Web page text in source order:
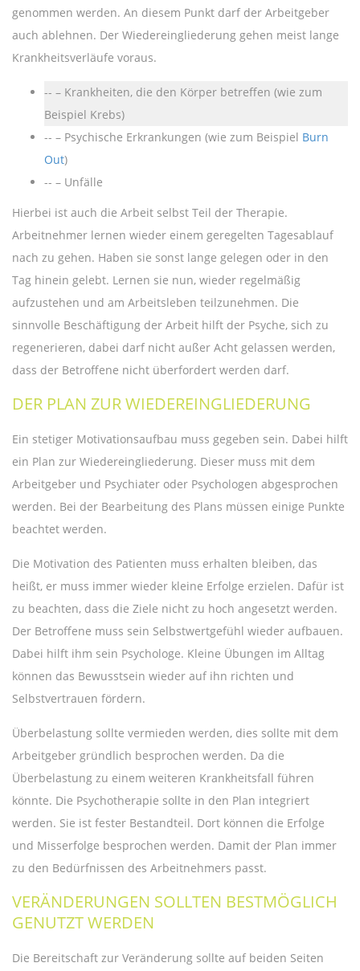
genommen werden. An diesem Punkt darf der Arbeitgeber
auch ablehnen. Der Wiedereingliederung gehen meist lange
Krankheitsverläufe voraus.
– Krankheiten, die den Körper betreffen (wie zum
Beispiel Krebs)
– Psychische Erkrankungen (wie zum Beispiel Burn
Out)
– Unfälle
Hierbei ist auch die Arbeit selbst Teil der Therapie.
Arbeitnehmer lernen wieder einem geregelten Tagesablauf
nach zu gehen. Haben sie sonst lange gelegen oder in den
Tag hinein gelebt. Lernen sie nun, wieder regelmäßig
aufzustehen und am Arbeitsleben teilzunehmen. Die
sinnvolle Beschäftigung der Arbeit hilft der Psyche, sich zu
regenerieren, dabei darf nicht außer Acht gelassen werden,
dass der Betroffene nicht überfordert werden darf.
DER PLAN ZUR WIEDEREINGLIEDERUNG
Ein stetiger Motivationsaufbau muss gegeben sein. Dabei hilft
ein Plan zur Wiedereingliederung. Dieser muss mit dem
Arbeitgeber und Psychiater oder Psychologen abgesprochen
werden. Bei der Bearbeitung des Plans müssen einige Punkte
beachtet werden.
Die Motivation des Patienten muss erhalten bleiben, das
heißt, er muss immer wieder kleine Erfolge erzielen. Dafür ist
zu beachten, dass die Ziele nicht zu hoch angesetzt werden.
Der Betroffene muss sein Selbstwertgefühl wieder aufbauen.
Dabei hilft ihm sein Psychologe. Kleine Übungen im Alltag
können das Bewusstsein wieder auf ihn richten und
Selbstvertrauen fördern.
Überbelastung sollte vermieden werden, dies sollte mit dem
Arbeitgeber gründlich besprochen werden. Da die
Überbelastung zu einem weiteren Krankheitsfall führen
könnte. Die Psychotherapie sollte in den Plan integriert
werden. Sie ist fester Bestandteil. Dort können die Erfolge
und Misserfolge besprochen werden. Damit der Plan immer
zu den Bedürfnissen des Arbeitnehmers passt.
VERÄNDERUNGEN SOLLTEN BESTMÖGLICH
GENUTZT WERDEN
Die Bereitschaft zur Veränderung sollte auf beiden Seiten